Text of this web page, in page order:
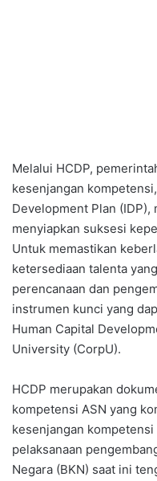
Melalui HCDP,
kesenjangan
Development Plan
menyiapkan suksesi
Untuk memastikan
ketersediaan talenta
perencanaan dan
instrumen kunci yang
Human Capital
University (CorpU).
HCDP merupakan
kompetensi ASN yang
kesenjangan
pelaksanaan
Negara (BKN) saat ini